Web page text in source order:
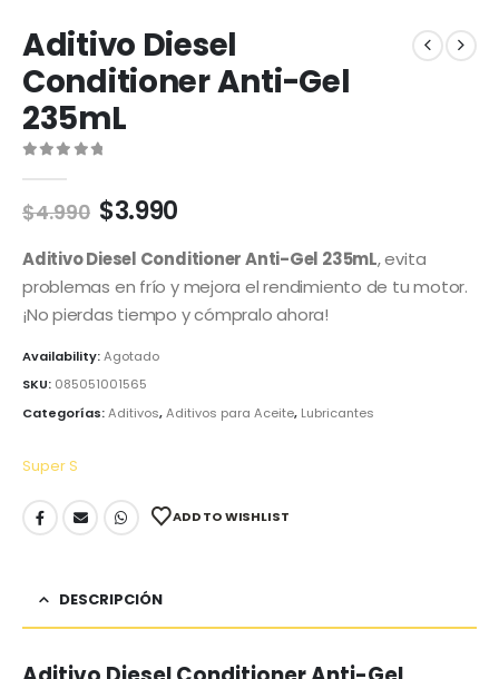
Aditivo Diesel
Conditioner Anti-Gel
235mL
$4.990 $3.990
Aditivo Diesel Conditioner Anti-Gel 235mL, evita
problemas en frío y mejora el rendimiento de tu motor.
¡No pierdas tiempo y cómpralo ahora!
Availability:Agotado
SKU: 085051001565
Categorías:Aditivos,Aditivos para Aceite, Lubricantes
Super S
ADD TO WISHLIST
DESCRIPCIÓN